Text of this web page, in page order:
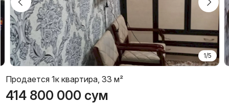
1/5
Продается 1к квартира, 33 м²
414 800 000 сум